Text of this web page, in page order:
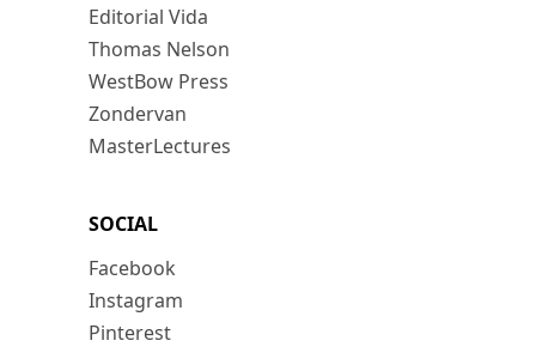
Editorial Vida
Thomas Nelson
WestBow Press
Zondervan
MasterLectures
SOCIAL
Facebook
Instagram
Pinterest